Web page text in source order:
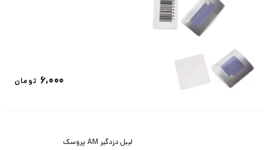
6,000 تومان
لیبل دزدگیر AM پروسک